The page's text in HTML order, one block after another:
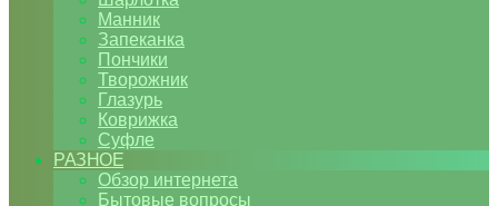
Манник
Запеканка
Пончики
Творожник
Глазурь
Коврижка
Суфле
РАЗНОЕ
Обзор интернета
Бытовые вопросы